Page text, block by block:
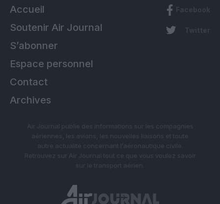
Accueil
Soutenir Air Journal
S’abonner
Espace personnel
Contact
Archives